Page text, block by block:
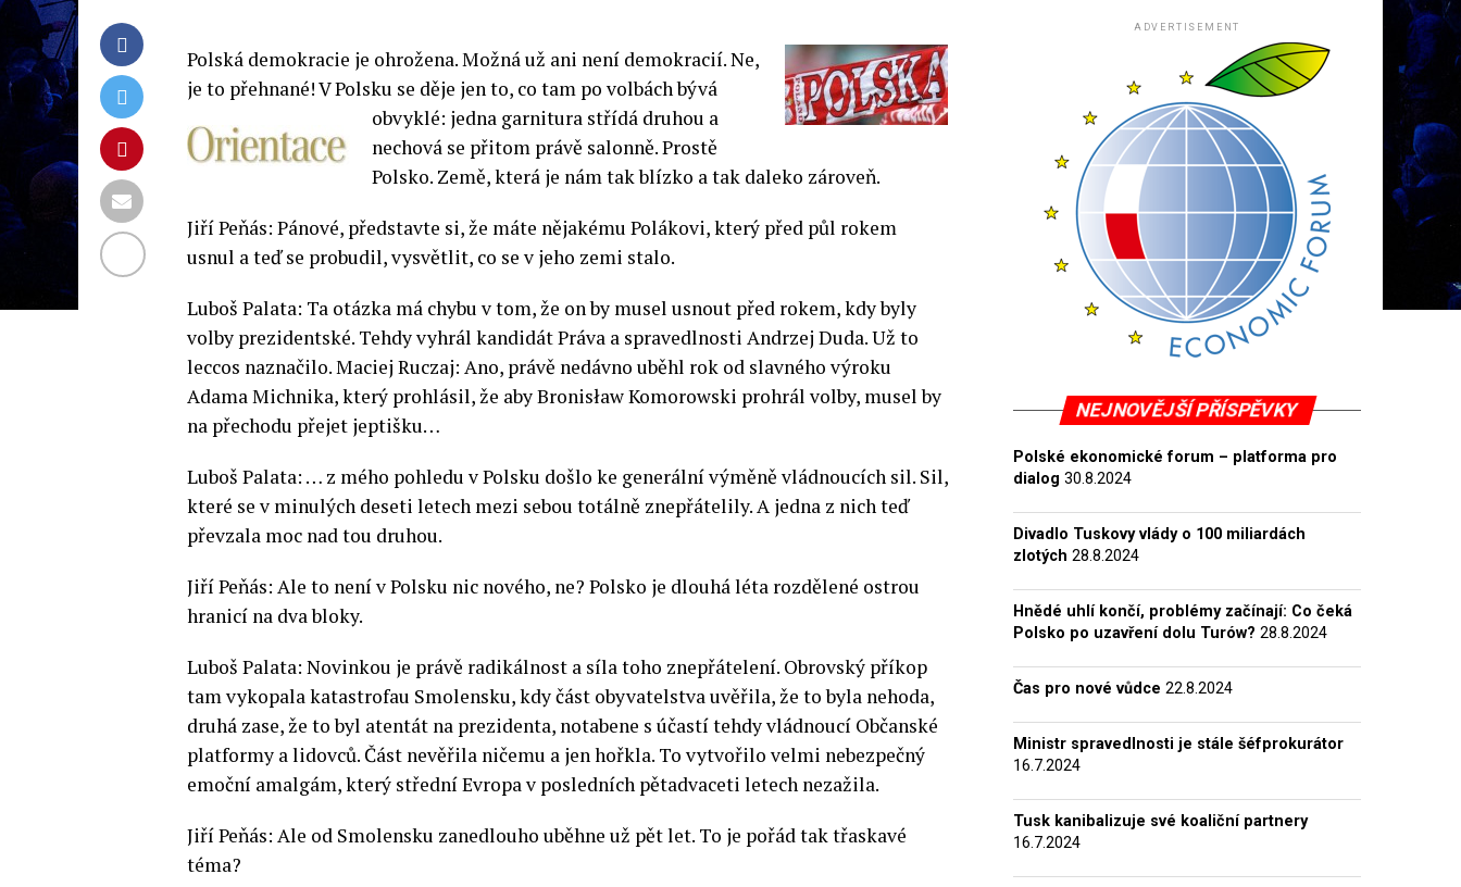
Polská demokracie je ohrožena. Možná už ani není demokracií. Ne,
je to přehnané! V Polsku se děje jen to, co tam po volbách bývá
obvyklé: jedna garnitura střídá druhou a
nechová se přitom právě salonně. Prostě
Polsko. Země, která je nám tak blízko a tak daleko zároveň.
Jiří Peňás: Pánové, představte si, že máte nějakému Polákovi, který před půl rokem
usnul a teď se probudil, vysvětlit, co se v jeho zemi stalo.
Luboš Palata: Ta otázka má chybu v tom, že on by musel usnout před rokem, kdy byly
volby prezidentské. Tehdy vyhrál kandidát Práva a spravedlnosti Andrzej Duda. Už to
leccos naznačilo. Maciej Ruczaj: Ano, právě nedávno uběhl rok od slavného výroku
Adama Michnika, který prohlásil, že aby Bronisław Komorowski prohrál volby, musel by
na přechodu přejet jeptišku…
Luboš Palata: … z mého pohledu v Polsku došlo ke generální výměně vládnoucích sil. Sil,
které se v minulých deseti letech mezi sebou totálně znepřátelily. A jedna z nich teď
převzala moc nad tou druhou.
Jiří Peňás: Ale to není v Polsku nic nového, ne? Polsko je dlouhá léta rozdělené ostrou
hranicí na dva bloky.
Luboš Palata: Novinkou je právě radikálnost a síla toho znepřátelení. Obrovský příkop
tam vykopala katastrofau Smolensku, kdy část obyvatelstva uvěřila, že to byla nehoda,
druhá zase, že to byl atentát na prezidenta, notabene s účastí tehdy vládnoucí Občanské
platformy a lidovců. Část nevěřila ničemu a jen hořkla. To vytvořilo velmi nebezpečný
emoční amalgám, který střední Evropa v posledních pětadvaceti letech nezažila.
Jiří Peňás: Ale od Smolensku zanedlouho uběhne už pět let. To je pořád tak třaskavé
téma?
ADVERTISEMENT
NEJNOVĚJŠÍ PŘÍSPĚVKY
Polské ekonomické forum – platforma pro
dialog 30.8.2024
Divadlo Tuskovy vlády o 100 miliardách
zlotých 28.8.2024
Hnědé uhlí končí, problémy začínají: Co čeká
Polsko po uzavření dolu Turów? 28.8.2024
Čas pro nové vůdce 22.8.2024
Ministr spravedlnosti je stále šéfprokurátor
16.7.2024
Tusk kanibalizuje své koaliční partnery
16.7.2024